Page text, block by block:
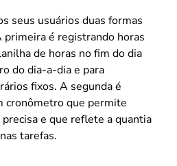
seus usuários duas formas
é registrando horas
de horas no fim do dia
do dia-a-dia e para
fixos. A segunda é
cronômetro que permite
e que reflete a quantia
tarefas.